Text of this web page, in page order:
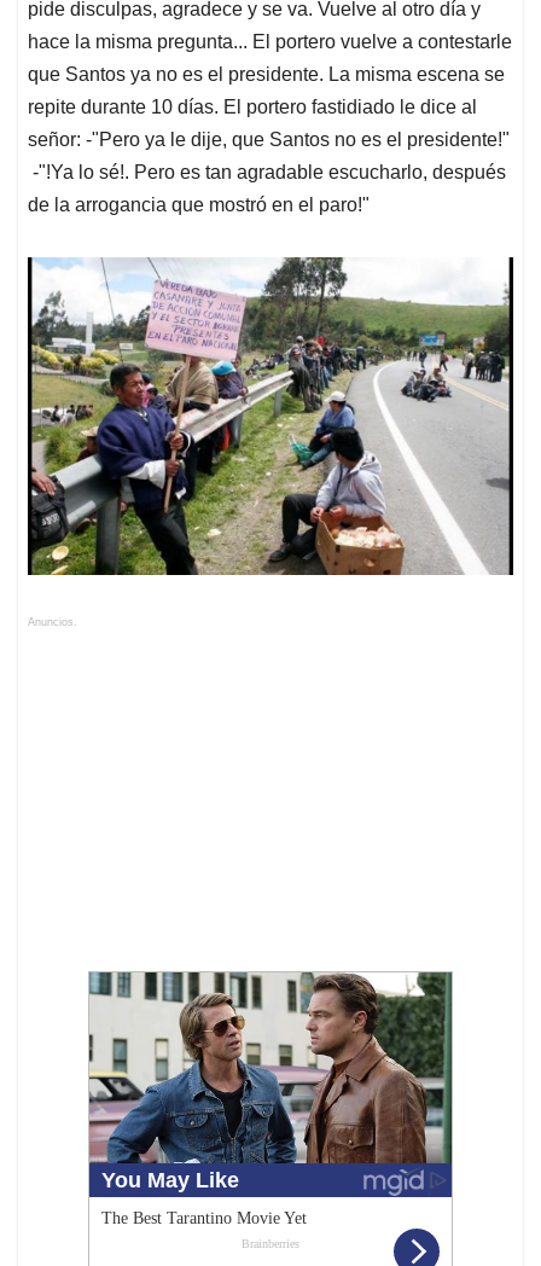
pide disculpas, agradece y se va. Vuelve al otro día y
hace la misma pregunta... El portero vuelve a contestarle
que Santos ya no es el presidente. La misma escena se
repite durante 10 días. El portero fastidiado le dice al
señor: -"Pero ya le dije, que Santos no es el presidente!"
-"!Ya lo sé!. Pero es tan agradable escucharlo, después
de la arrogancia que mostró en el paro!"
Anuncios.